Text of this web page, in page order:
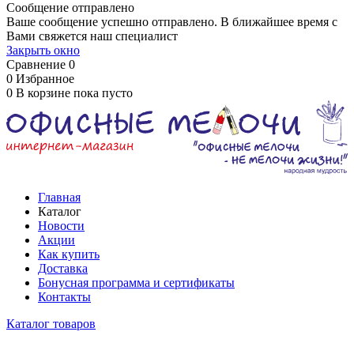
Сообщение отправлено
Ваше сообщение успешно отправлено. В ближайшее время с
Вами свяжется наш специалист
Закрыть окно
Сравнение 0
0 Избранное
0 В корзине пока пусто
Главная
Каталог
Новости
Акции
Как купить
Доставка
Бонусная программа и сертификаты
Контакты
Каталог товаров